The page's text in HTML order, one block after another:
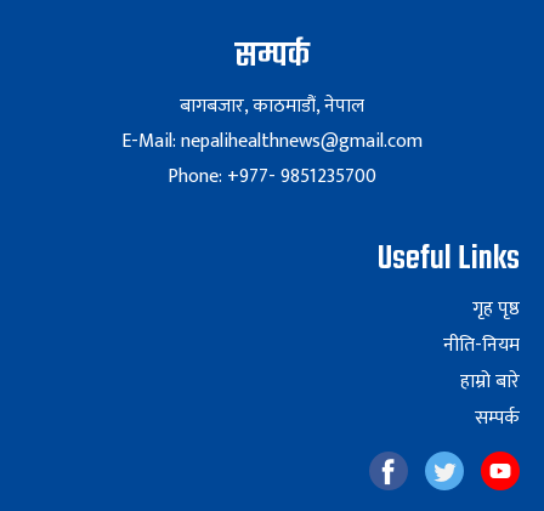
सम्पर्क
बागबजार, काठमाडौं, नेपाल
E-Mail: nepalihealthnews@gmail.com
Phone: +977- 9851235700
Useful Links
गृह पृष्ठ
नीति-नियम
हाम्रो बारे
सम्पर्क